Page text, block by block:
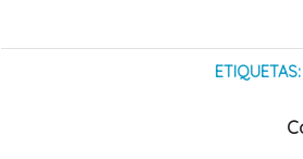
ETIQUETAS: